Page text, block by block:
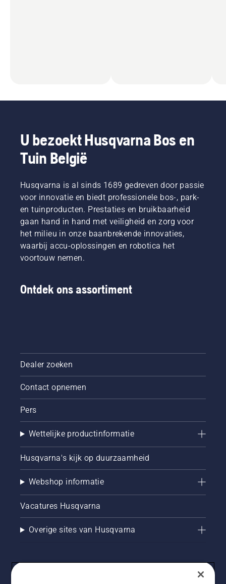
U bezoekt Husqvarna Bos en
Tuin België
Husqvarna is al sinds 1689 gedreven door passie
voor innovatie en biedt professionele bos-, park-
en tuinproducten. Prestaties en bruikbaarheid
gaan hand in hand met veiligheid en zorg voor
het milieu in onze baanbrekende innovaties,
waarbij accu-oplossingen en robotica het
voortouw nemen.
Ontdek ons assortiment
Dealer zoeken
Contact opnemen
Pers
Wettelijke productinformatie
Husqvarna's kijk op duurzaamheid
Webshop informatie
Vacatures Husqvarna
Overige sites van Husqvarna